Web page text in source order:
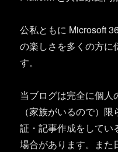
公私ともに Microsoft
の楽しさを多くの方に
す。
当ブログは完全に個人
（家族がいるので）
証・記事作成をしてい
場合があります。また